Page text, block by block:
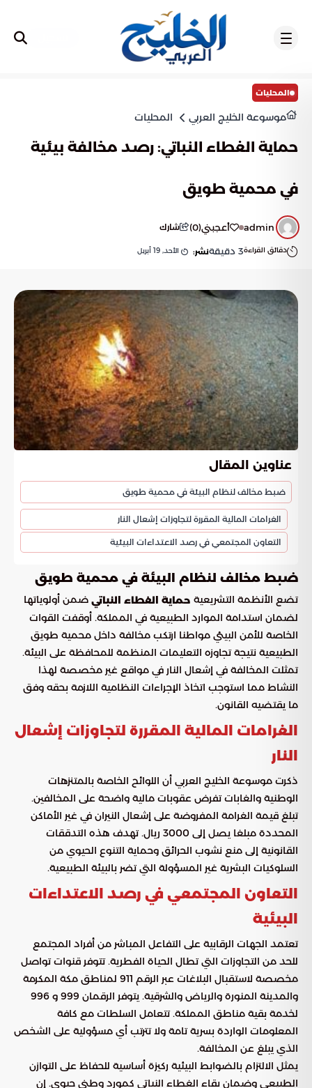
المحليات
موسوعة الخليج العربي المحليات
حماية الغطاء النباتي: رصد مخالفة بيئية
في محمية طويق
admin أعجبني(
0
) شارك
دقائق القراءة3 دقيقةنشر: الأحد, 19 أبريل
عناوين المقال
ضبط مخالف لنظام البيئة في محمية طويق
الغرامات المالية المقررة لتجاوزات إشعال النار
التعاون المجتمعي في رصد الاعتداءات البيئية
ضبط مخالف لنظام البيئة في محمية طويق
تضع الأنظمة التشريعية حماية الغطاء النباتي ضمن أولوياتها
لضمان استدامة الموارد الطبيعية في المملكة. أوقفت القوات
الخاصة للأمن البيئي مواطنا ارتكب مخالفة داخل محمية طويق
الطبيعية نتيجة تجاوزه التعليمات المنظمة للمحافظة على البيئة.
تمثلت المخالفة في إشعال النار في مواقع غير مخصصة لهذا
النشاط مما استوجب اتخاذ الإجراءات النظامية اللازمة بحقه وفق
ما يقتضيه القانون.
الغرامات المالية المقررة لتجاوزات إشعال
النار
ذكرت موسوعة الخليج العربي أن اللوائح الخاصة بالمتنزهات
الوطنية والغابات تفرض عقوبات مالية واضحة على المخالفين.
تبلغ قيمة الغرامة المفروضة على إشعال النيران في غير الأماكن
المحددة مبلغا يصل إلى 3000 ريال. تهدف هذه التدققات
القانونية إلى منع نشوب الحرائق وحماية التنوع الحيوي من
السلوكيات البشرية غير المسؤولة التي تضر بالبيئة الطبيعية.
التعاون المجتمعي في رصد الاعتداءات
البيئية
تعتمد الجهات الرقابية على التفاعل المباشر من أفراد المجتمع
للحد من التجاوزات التي تطال الحياة الفطرية. تتوفر قنوات تواصل
مخصصة لاستقبال البلاغات عبر الرقم 911 لمناطق مكة المكرمة
والمدينة المنورة والرياض والشرقية. يتوفر الرقمان 999 و 996
لخدمة بقية مناطق المملكة. تتعامل السلطات مع كافة
المعلومات الواردة بسرية تامة ولا تترتب أي مسؤولية على الشخص
الذي يبلغ عن المخالفة.
يمثل الالتزام بالضوابط البيئية ركيزة أساسية للحفاظ على التوازن
الطبيعي وضمان بقاء الغطاء النباتي كمورد وطني حيوي. إن